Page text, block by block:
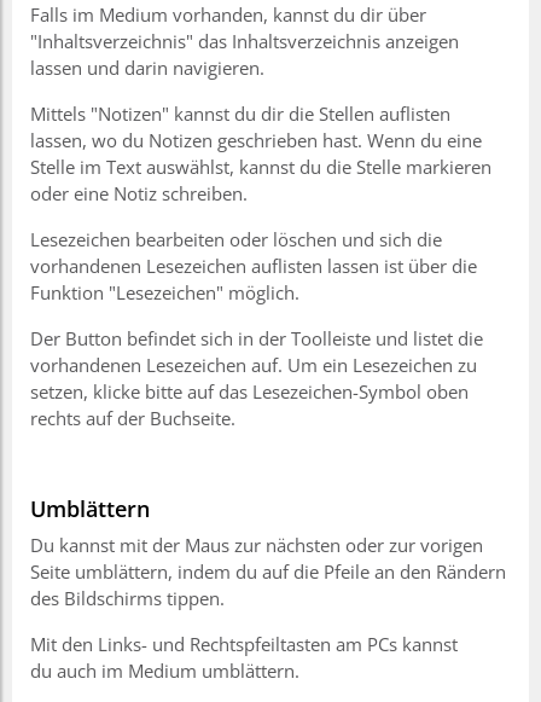
Falls im Medium vorhanden, kannst du dir über
"Inhaltsverzeichnis" das Inhaltsverzeichnis anzeigen
lassen und darin navigieren.
Mittels "Notizen" kannst du dir die Stellen auflisten
lassen, wo du Notizen geschrieben hast. Wenn du eine
Stelle im Text auswählst, kannst du die Stelle markieren
oder eine Notiz schreiben.
Lesezeichen bearbeiten oder löschen und sich die
vorhandenen Lesezeichen auflisten lassen ist über die
Funktion "Lesezeichen" möglich.
Der Button befindet sich in der Toolleiste und listet die
vorhandenen Lesezeichen auf. Um ein Lesezeichen zu
setzen, klicke bitte auf das Lesezeichen-Symbol oben
rechts auf der Buchseite.
Umblättern
Du kannst mit der Maus zur nächsten oder zur vorigen
Seite umblättern, indem du auf die Pfeile an den Rändern
des Bildschirms tippen.
Mit den Links- und Rechtspfeiltasten am PCs kannst
du auch im Medium umblättern.